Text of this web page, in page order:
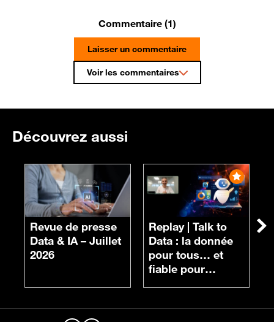
Commentaire (1)
Laisser un commentaire
Voir les commentaires
Découvrez aussi
Revue de presse
Data & IA – Juillet
2026
Replay |
Data : la donnée
pour tous… et
fiable pour